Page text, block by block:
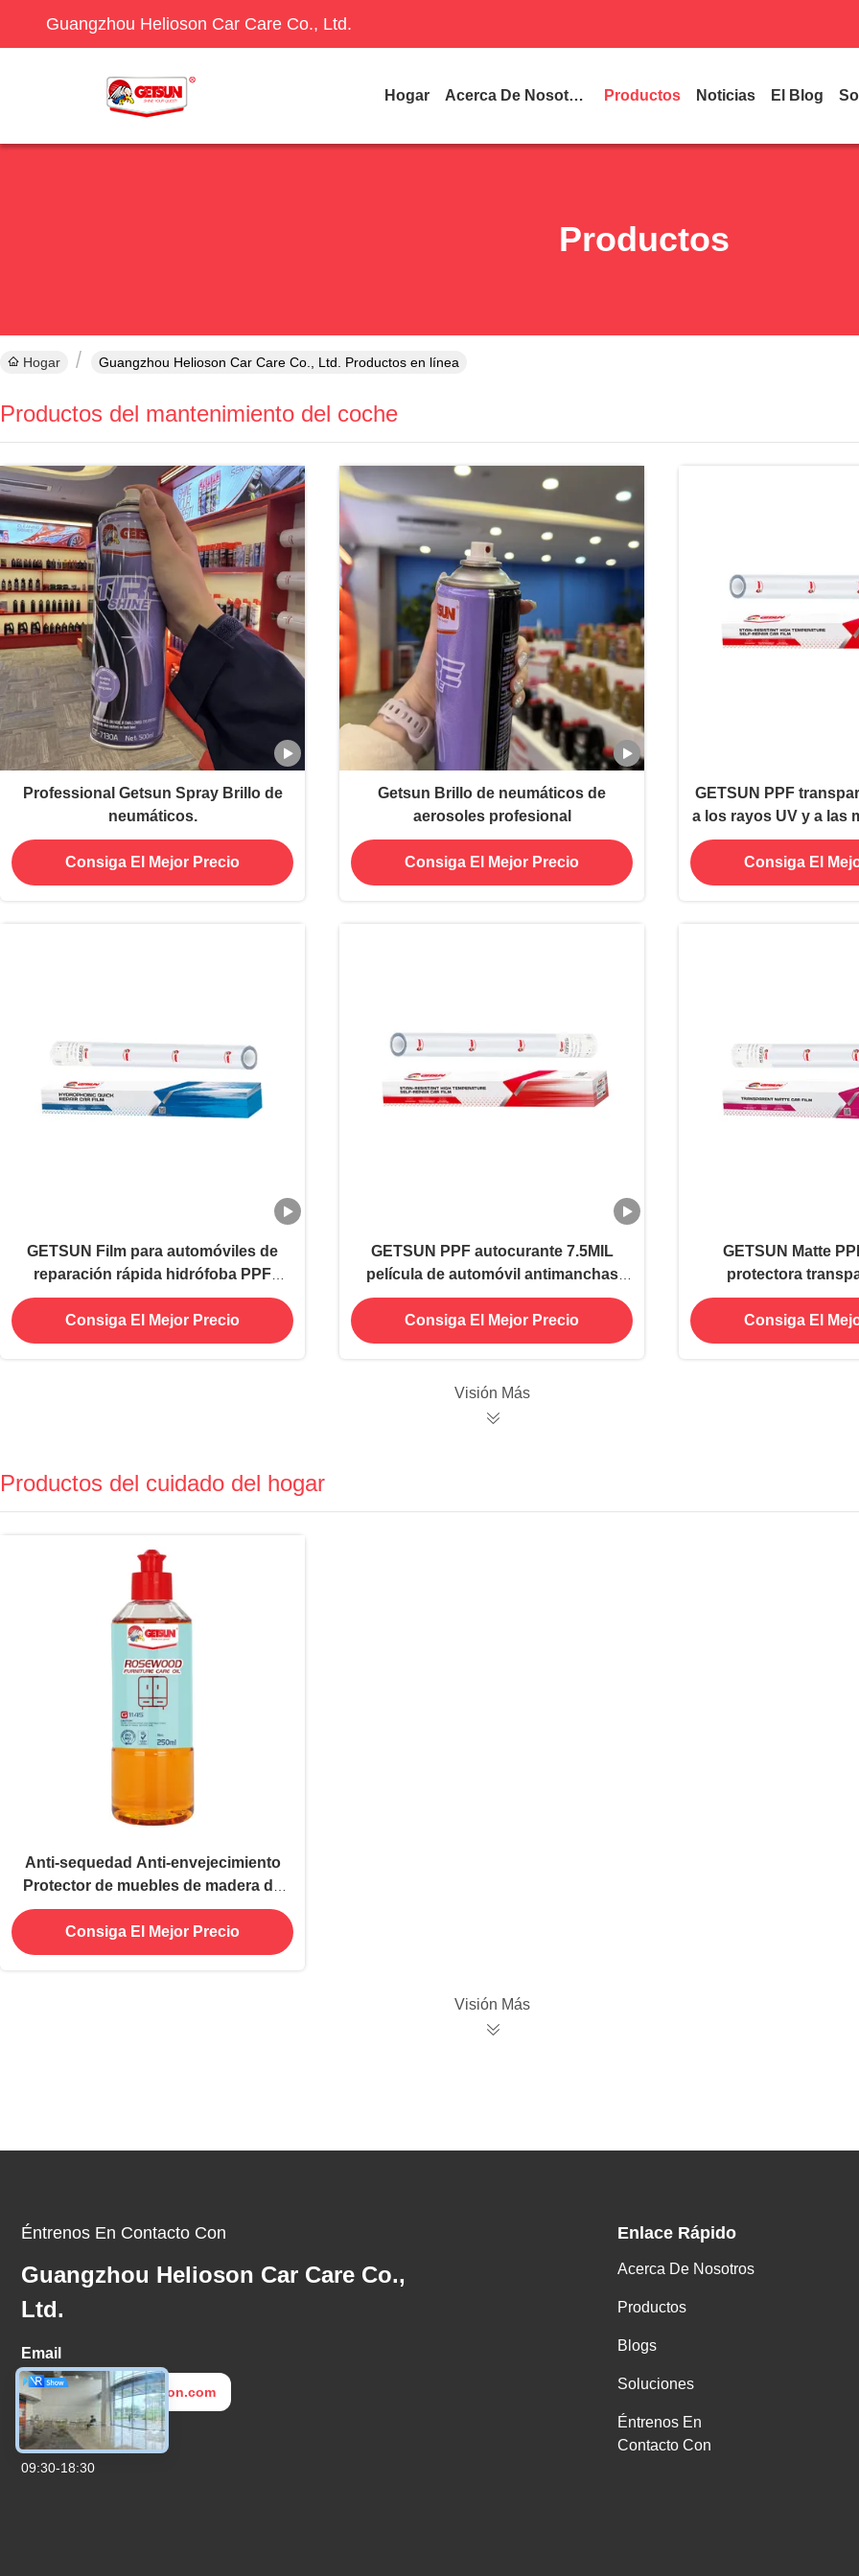
Guangzhou Helioson Car Care Co., Ltd.
Hogar Acerca De Nosotros Productos Noticias El Blog
Productos
Hogar Guangzhou Helioson Car Care Co., Ltd. Productos en línea
Productos del mantenimiento del coche
Professional Getsun Spray Brillo de
neumáticos.
Consiga El Mejor Precio
Getsun Brillo de neumáticos de
aerosoles profesional
Consiga El Mejor Precio
GETSUN PPF
a los rayos UV y a las
protección de la
Consiga El
GETSUN Film para automóviles de
reparación rápida hidrófoba PPF
resistente a los rayos UV
Consiga El Mejor Precio
GETSUN PPF autocurante 7.5MIL
película de automóvil antimanchas
resistente al calor
Consiga El Mejor Precio
GETSUN Matte
protectora
carrocería resistente
Consiga El
Visión Más
Productos del cuidado del hogar
Anti-sequedad Anti-envejecimiento
Protector de muebles de madera de
rosa Aceite protector de rasguños de
madera
Consiga El Mejor Precio
Visión Más
Éntrenos En Contacto Con
Guangzhou Helioson Car Care Co.,
Ltd.
Email
export4@helioson.com
Tiempo De Trabajo
09:30-18:30
Enlace Rápido
Acerca De Nosotros
Productos
Blogs
Soluciones
Éntrenos En
Contacto Con